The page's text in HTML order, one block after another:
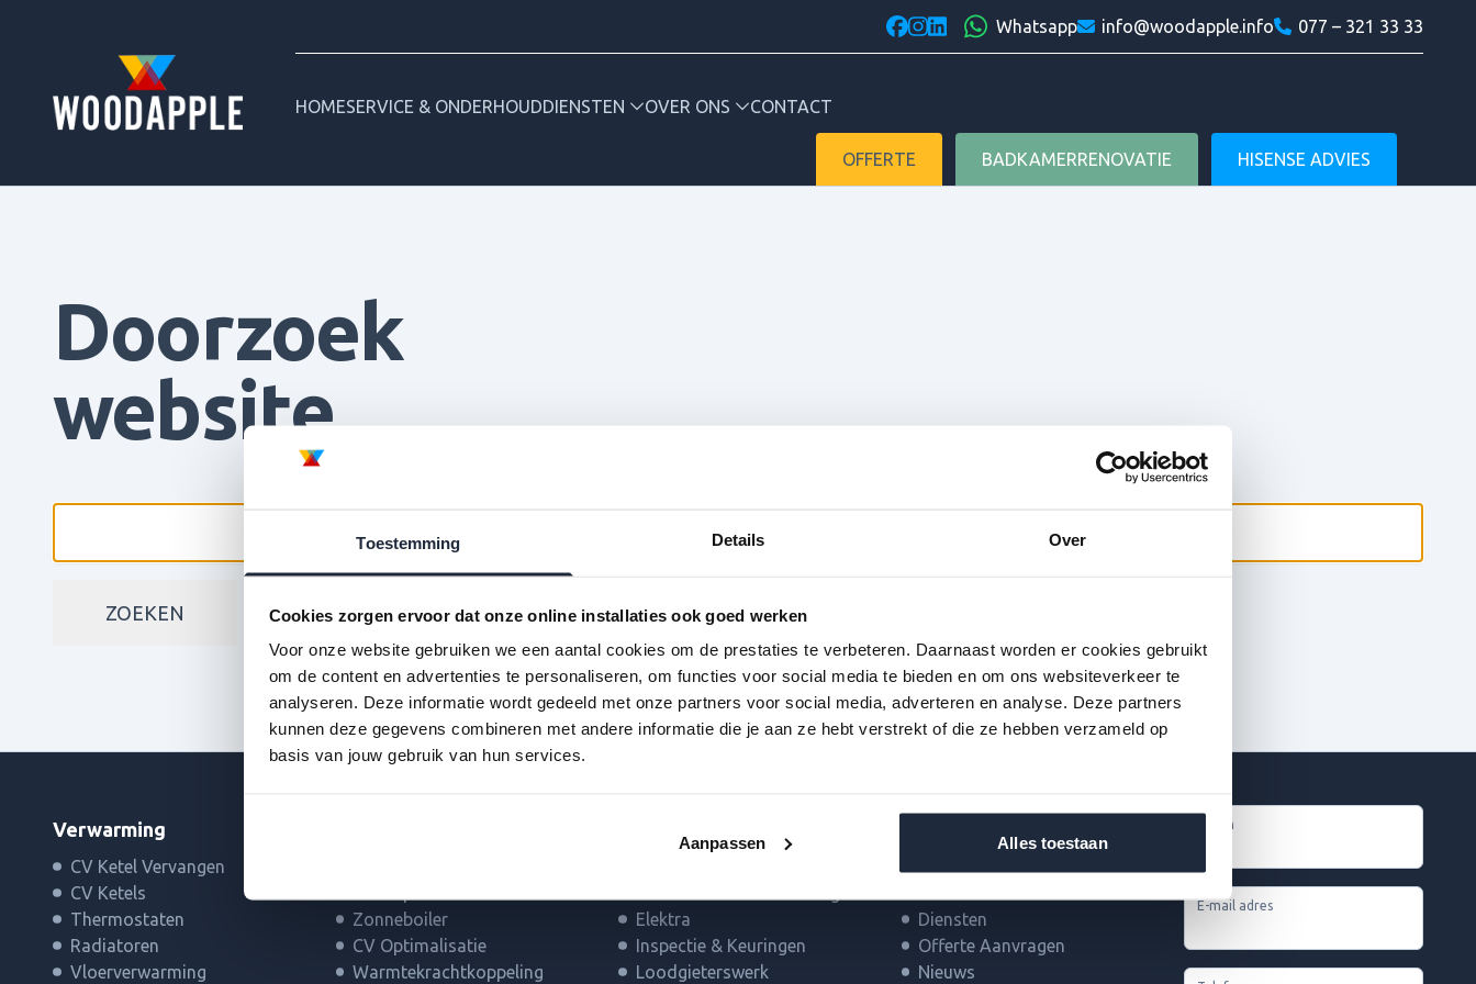
Toestemming Details Over
Cookies zorgen ervoor dat onze online installaties ook goed werken
Voor onze website gebruiken we een aantal cookies om de prestaties te verbeteren. Daarnaast worden er cookies gebruikt
om de content en advertenties te personaliseren, om functies voor social media te bieden en om ons websiteverkeer te
analyseren. Deze informatie wordt gedeeld met onze partners voor social media, adverteren en analyse. Deze partners
kunnen deze gegevens combineren met andere informatie die je aan ze hebt verstrekt of die ze hebben verzameld op
basis van jouw gebruik van hun services.
Aanpassen Alles toestaan
facebook
instagram
linkedinWhatsappWoodapple
info@woodapple.info 077 – 321 33 33
HOMESERVICE & ONDERHOUDDIENSTEN OVER ONS CONTACT
OFFERTE BADKAMERRENOVATIE HISENSE ADVIES
Doorzoek
website
ZOEKEN
Verwarming
CV Ketel Vervangen
CV Ketels
Thermostaten
Radiatoren
Vloerverwarming
Zonneboiler
CV Optimalisatie
Warmtekrachtkoppeling
Elektra
Inspectie & Keuringen
Loodgieterswerk
Diensten
Offerte Aanvragen
Nieuws
Naam
E-mail adres